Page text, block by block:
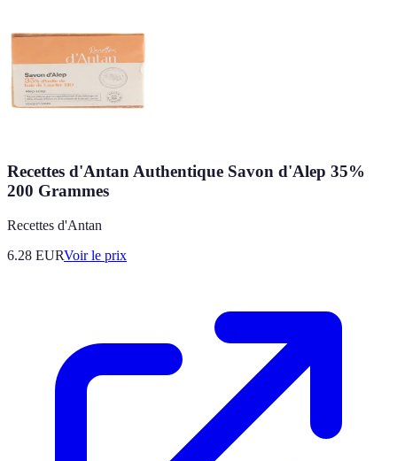
Recettes d'Antan Authentique Savon d'Alep 35%
200 Grammes
Recettes d'Antan
6.28 EURVoir le prix